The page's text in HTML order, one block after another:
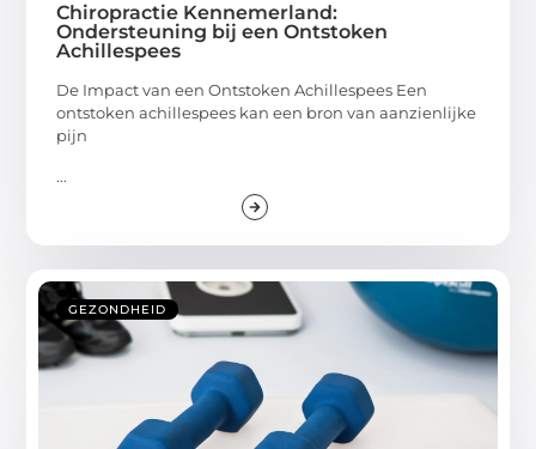
Chiropractie Kennemerland:
Ondersteuning bij een Ontstoken
Achillespees
De Impact van een Ontstoken Achillespees Een
ontstoken achillespees kan een bron van aanzienlijke
pijn
...
GEZONDHEID